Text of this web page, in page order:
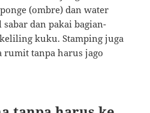
(ombre) dan water
dan pakai bagian-
kuku. Stamping juga
rumit tanpa harus jago